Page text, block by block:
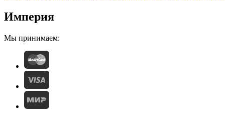
Империя
Мы принимаем: